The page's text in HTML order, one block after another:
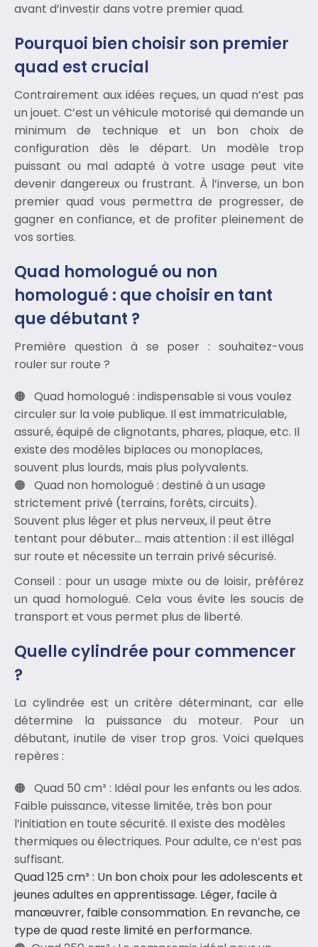
avant d’investir dans votre premier quad.
Pourquoi bien choisir son premier
quad est crucial
Contrairement aux idées reçues, un quad n’est pas
un jouet. C’est un véhicule motorisé qui demande un
minimum de technique et un bon choix de
configuration dès le départ. Un modèle trop
puissant ou mal adapté à votre usage peut vite
devenir dangereux ou frustrant. À l’inverse, un bon
premier quad vous permettra de progresser, de
gagner en confiance, et de profiter pleinement de
vos sorties.
Quad homologué ou non
homologué : que choisir en tant
que débutant ?
Première question à se poser : souhaitez-vous
rouler sur route ?
Quad homologué : indispensable si vous voulez
circuler sur la voie publique. Il est immatriculable,
assuré, équipé de clignotants, phares, plaque, etc. Il
existe des modèles biplaces ou monoplaces,
souvent plus lourds, mais plus polyvalents.
Quad non homologué : destiné à un usage
strictement privé (terrains, forêts, circuits).
Souvent plus léger et plus nerveux, il peut être
tentant pour débuter… mais attention : il est illégal
sur route et nécessite un terrain privé sécurisé.
Conseil : pour un usage mixte ou de loisir, préférez
un quad homologué. Cela vous évite les soucis de
transport et vous permet plus de liberté.
Quelle cylindrée pour commencer
?
La cylindrée est un critère déterminant, car elle
détermine la puissance du moteur. Pour un
débutant, inutile de viser trop gros. Voici quelques
repères :
Quad 50 cm³ : Idéal pour les enfants ou les ados.
Faible puissance, vitesse limitée, très bon pour
l’initiation en toute sécurité. Il existe des modèles
thermiques ou électriques. Pour adulte, ce n’est pas
suffisant.
Quad 125 cm³ : Un bon choix pour les adolescents et
jeunes adultes en apprentissage. Léger, facile à
manœuvrer, faible consommation. En revanche, ce
type de quad reste limité en performance.